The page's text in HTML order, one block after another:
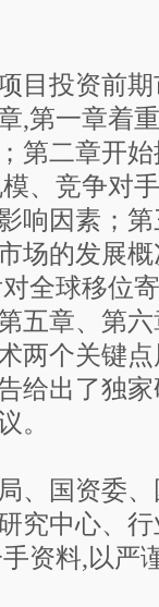
投资前期
,第一章着
第二章开
、竞争对
响因素；
场的发展
全球移位
五章、第
两个关键
给出了独
。
国资委、
究中心、
资料,以严